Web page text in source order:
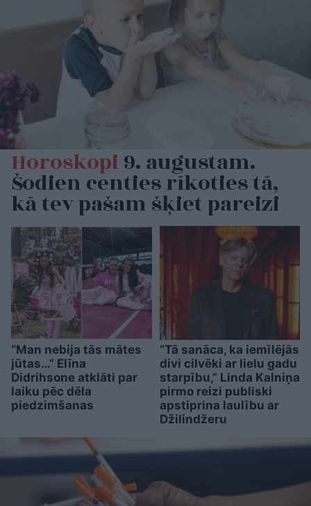
Horoskopi9. augustam.
Šodien centies rīkoties tā,
kā tev pašam šķiet pareizi
“Man nebija tās mātes
jūtas…” Elīna
Didrihsone atklāti par
laiku pēc dēla
piedzimšanas
“Tā sanāca, ka iemīlējās
divi cilvēki ar lielu gadu
starpību,” Linda Kalniņa
pirmo reizi publiski
apstiprina laulību ar
Džilindžeru